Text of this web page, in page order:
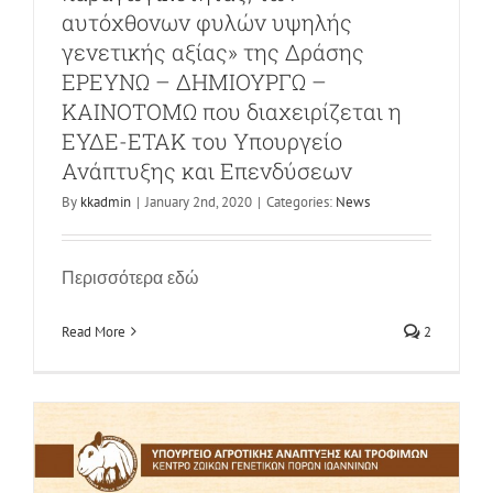
αυτόχθονων φυλών υψηλής
γενετικής αξίας» της Δράσης
ΕΡΕΥΝΩ – ΔΗΜΙΟΥΡΓΩ –
ΚΑΙΝΟΤΟΜΩ που διαχειρίζεται η
ΕΥΔΕ-ΕΤΑΚ του Υπουργείο
Ανάπτυξης και Επενδύσεων
By kkadmin | January 2nd, 2020 | Categories: News
Περισσότερα εδώ
Read More 2